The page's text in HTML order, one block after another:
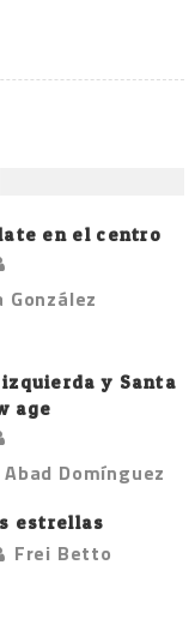
en el centro
González
y Santa
age
Domínguez
estrellas
Frei Betto